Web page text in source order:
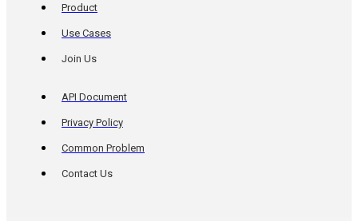
Product
Use Cases
Join Us
API Document
Privacy Policy
Common Problem
Contact Us